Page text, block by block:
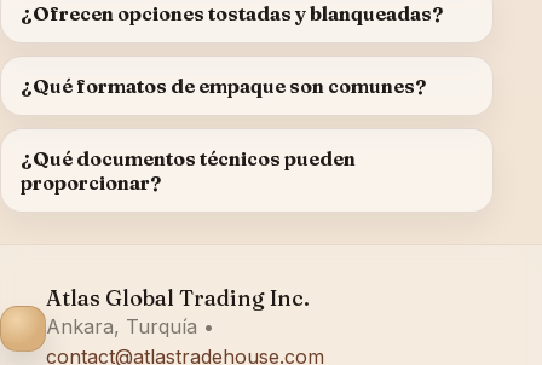
¿Ofrecen opciones tostadas y blanqueadas?
¿Qué formatos de empaque son comunes?
¿Qué documentos técnicos pueden
proporcionar?
Atlas Global Trading Inc.
Ankara, Turquía •
contact@atlastradehouse.com